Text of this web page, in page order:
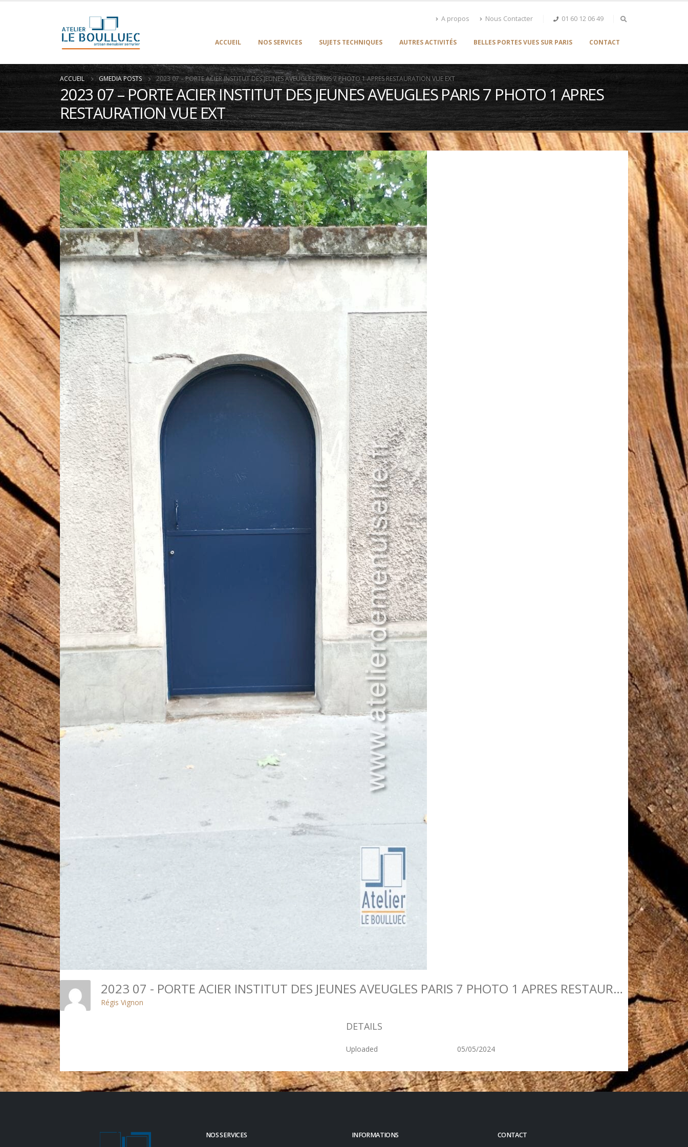
A propos Nous Contacter 01 60 12 06 49
ACCUEIL NOS SERVICES SUJETS TECHNIQUES AUTRES ACTIVITÉS BELLES PORTES VUES SUR PARIS CONTACT
ACCUEIL GMEDIA POSTS 2023 07 – PORTE ACIER INSTITUT DES JEUNES AVEUGLES PARIS 7 PHOTO 1 APRES RESTAURATION VUE EXT
2023 07 – PORTE ACIER INSTITUT DES JEUNES AVEUGLES PARIS 7 PHOTO 1 APRES
RESTAURATION VUE EXT
2023 07 - PORTE ACIER INSTITUT DES JEUNES AVEUGLES PARIS 7 PHOTO 1 APRES RESTAURATION VUE EXT
Régis Vignon
DETAILS
Uploaded 05/05/2024
NOS SERVICES INFORMATIONS CONTACT